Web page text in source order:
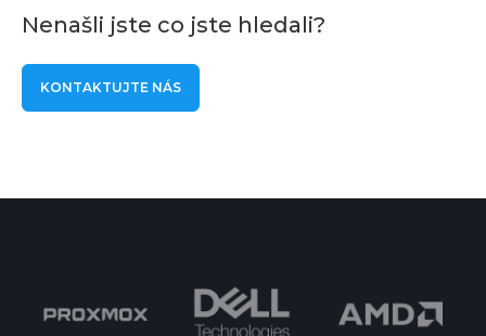
Nenašli jste co jste hledali?
KONTAKTUJTE NÁS